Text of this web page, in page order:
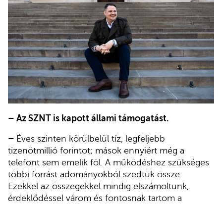
– Az SZNT is kapott állami támogatást.
– Éves szinten körülbelül tíz, legfeljebb
tizenötmillió forintot; mások ennyiért még a
telefont sem emelik föl. A működéshez szükséges
többi forrást adományokból szedtük össze.
Ezekkel az összegekkel mindig elszámoltunk,
érdeklődéssel várom és fontosnak tartom a